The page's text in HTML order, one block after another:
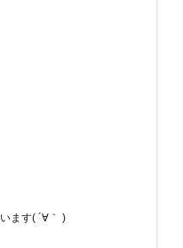
ます( ´∀｀ )